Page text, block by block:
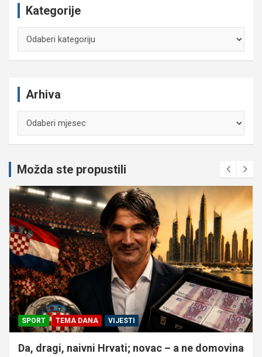
Kategorije
Arhiva
Možda ste propustili
SPORT TEMA DANA VIJESTI
Da, dragi, naivni Hrvati; novac – a ne domovina